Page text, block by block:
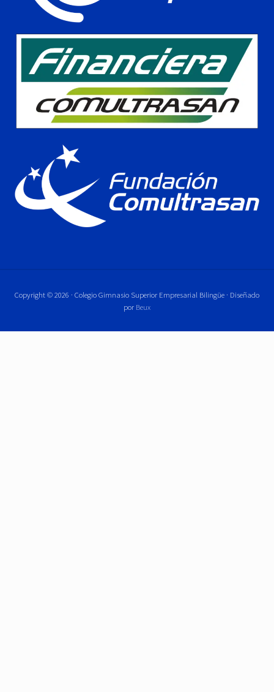
Copyright © 2026 · Colegio Gimnasio Superior Empresarial Bilingüe · Diseñado
por Beux